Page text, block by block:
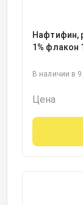
Нафтифин,
1% флакон
В наличии в
Цена